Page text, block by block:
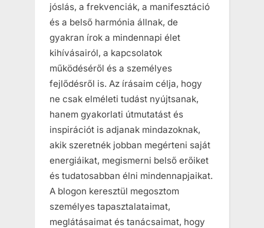
jóslás, a frekvenciák, a manifesztáció
és a belső harmónia állnak, de
gyakran írok a mindennapi élet
kihívásairól, a kapcsolatok
működéséről és a személyes
fejlődésről is. Az írásaim célja, hogy
ne csak elméleti tudást nyújtsanak,
hanem gyakorlati útmutatást és
inspirációt is adjanak mindazoknak,
akik szeretnék jobban megérteni saját
energiáikat, megismerni belső erőiket
és tudatosabban élni mindennapjaikat.
A blogon keresztül megosztom
személyes tapasztalataimat,
meglátásaimat és tanácsaimat, hogy